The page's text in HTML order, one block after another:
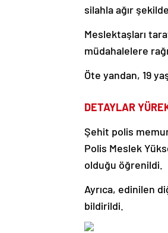
silahla ağır
Meslektaşları
müdahalelere
Öte yandan, 19
DETAYLAR
Şehit polis
Polis Meslek
olduğu öğrenildi.
Ayrıca, edinilen
bildirildi.